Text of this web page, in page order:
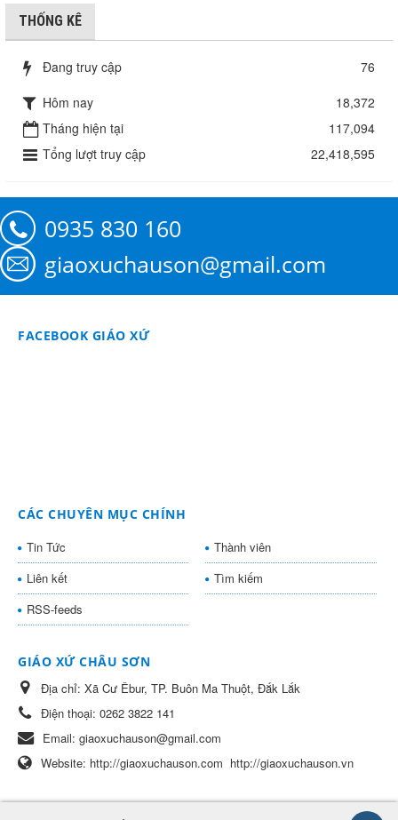
THỐNG KÊ
Đang truy cập
76
Hôm nay
18,372
Tháng hiện tại
117,094
Tổng lượt truy cập
22,418,595
0935 830 160
giaoxuchauson@gmail.com
FACEBOOK GIÁO XỨ
CÁC CHUYÊN MỤC CHÍNH
Tin Tức
Thành viên
Liên kết
Tìm kiếm
RSS-feeds
GIÁO XỨ CHÂU SƠN
Địa chỉ: Xã Cư Êbur, TP. Buôn Ma Thuột, Đắk Lắk
Điện thoại: 0262 3822 141
Email: giaoxuchauson@gmail.com
Website: http://giaoxuchauson.com http://giaoxuchauson.vn